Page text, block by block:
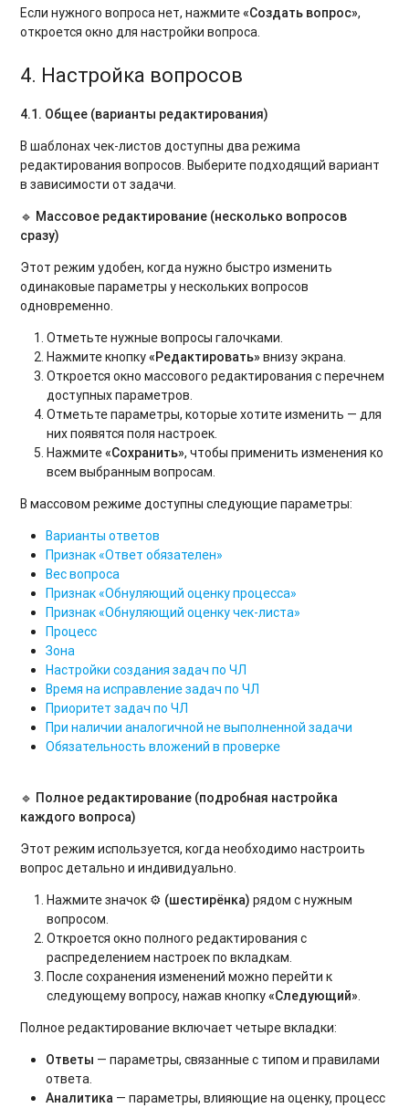
Если нужного вопроса нет, нажмите«Создать вопрос»,
откроется окно для настройки вопроса.
4. Настройка вопросов
4.1. Общее (варианты редактирования)
В шаблонах чек-листов доступны два режима
редактирования вопросов. Выберите подходящий вариант
в зависимости от задачи.
🔹 Массовое редактирование (несколько вопросов
сразу)
Этот режим удобен, когда нужно быстро изменить
одинаковые параметры у нескольких вопросов
одновременно.
Отметьте нужные вопросы галочками.
Нажмите кнопку«Редактировать» внизу экрана.
Откроется окно массового редактирования с перечнем
доступных параметров.
Отметьте параметры, которые хотите изменить — для
них появятся поля настроек.
Нажмите«Сохранить», чтобы применить изменения ко
всем выбранным вопросам.
В массовом режиме доступны следующие параметры:
Варианты ответов
Признак «Ответ обязателен»
Вес вопроса
Признак «Обнуляющий оценку процесса»
Признак «Обнуляющий оценку чек-листа»
Процесс
Зона
Настройки создания задач по ЧЛ
Время на исправление задач по ЧЛ
Приоритет задач по ЧЛ
При наличии аналогичной не выполненной задачи
Обязательность вложений в проверке
🔹 Полное редактирование (подробная настройка
каждого вопроса)
Этот режим используется, когда необходимо настроить
вопрос детально и индивидуально.
Нажмите значок ⚙️ (шестирёнка) рядом с нужным
вопросом.
Откроется окно полного редактирования с
распределением настроек по вкладкам.
После сохранения изменений можно перейти к
следующему вопросу, нажав кнопку«Следующий».
Полное редактирование включает четыре вкладки:
Ответы — параметры, связанные с типом и правилами
ответа.
Аналитика — параметры, влияющие на оценку, процесс